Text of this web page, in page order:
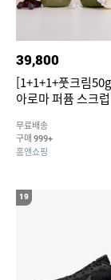
39,800
[1+1+1+풋크림
아로마 퍼퓸 스크럽
무료배송
구매 999+
홈앤쇼핑
19